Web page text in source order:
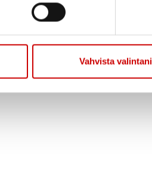
Vahvista valintani
Senioripuistossa
Ari Toivola.